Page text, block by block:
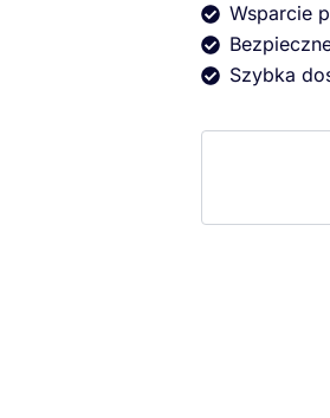
Wsparcie
Szybka